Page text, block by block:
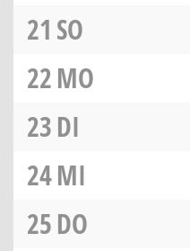
21 SO
22MO
23DI
24MI
25DO